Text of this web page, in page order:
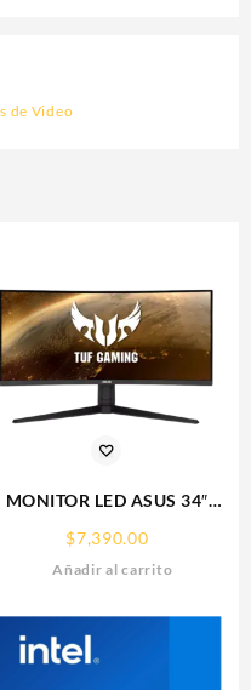
de Video
MONITOR LED ASUS 34″
PREMIUM
$7,390.00
Añadir al carrito